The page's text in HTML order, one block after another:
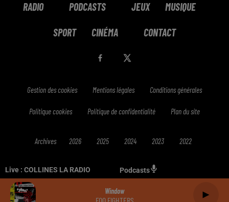
Live : COLLINES LA RADIO Podcasts
Window
FOO FIGHTERS
RADIO PODCASTS JEUX MUSIQUE
SPORT CINÉMA CONTACT
Gestion des cookies Mentions légales Conditions générales
Politique cookies Politique de confidentialité Plan du site
Archives 2026 2025 2024 2023 2022